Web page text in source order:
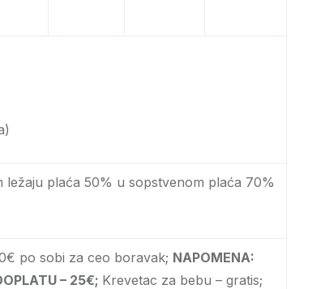
ležaju plaća 50% u sopstvenom plaća 70%
po sobi za ceo boravak; NAPOMENA:
– 25€; Krevetac za bebu – gratis;